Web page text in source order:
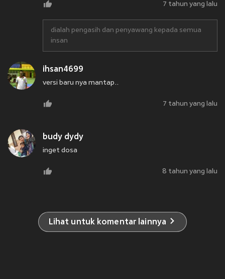
7 tahun yang lalu
dialah pengasih dan penyawang kepada semua
insan
ihsan4699
versi baru nya mantap..
7 tahun yang lalu
budy dydy
inget dosa
8 tahun yang lalu
Lihat untuk komentar lainnya